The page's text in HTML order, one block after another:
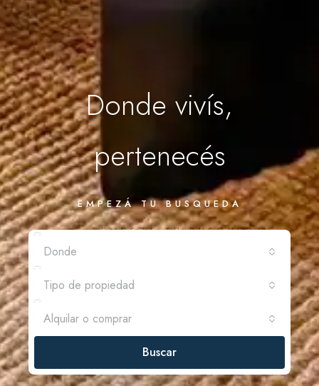
Donde vivís,
pertenecés
EMPEZÁ TU BUSQUEDA
Donde
Tipo de propiedad
Alquilar o comprar
Buscar